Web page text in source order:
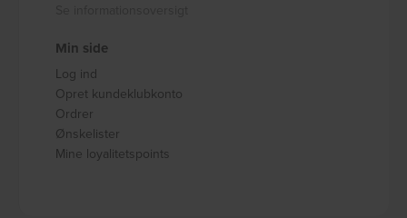
Min side
Log ind
Opret kundeklubkonto
Ordrer
Ønskelister
Mine loyalitetspoints